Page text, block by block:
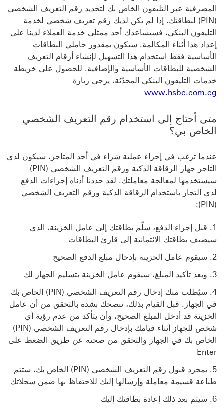
المصرفية عبر التليفون الخاص بك لتحديد رقم التعريف الشخصي
(PIN) لبطاقتك. إذا لم يكن لديك رقم تعريف شخصي لخدمة
التليفون البنكي، فسيساعدك أحد ممثلي خدمة العملاء لدينا على
إعداد هذا أثناء المكالمة. سيكون بمقدور حاملي البطاقات
الأساسية فقط استخدام هذا التسهيل لإنشاء أرقام التعريف
الشخصية للبطاقات الأساسية والإضافية. للحصول على خريطة
خدمات التليفون البنكي المحدّثة، يرجى زيارة
www.hsbc.com.eg
http://www.hsbc.com.eg/
متى أحتاج إلى استخدام رقم التعريف الشخصي
الخاص بي؟
عندما ترغب في إجراء عملية شراء في أحد المتاجر، سيكون لدى
التاجر جهاز الرقاقة الذكية ورقم التعريف الشخصي (PIN)
سيستخدمها لمعالجة معاملتك. لقد حددنا أدناه إجراءات الدفع
لدى التجار باستخدام الرقاقة الذكية ورقم التعريف الشخصي
(PIN):
قبل إجراء الدفع، سلّم بطاقتك إلى عامل الخزينة، الذي
سيضيف بطاقتك الائتمانية إلى قارئ البطاقات
سيقوم عامل الخزينة بإدخال مبلغ الدفع الصحيح
وبعد تأكيد المبلغ، سيقوم عامل الخزينة بتسليم الجهاز لك
سيُطلب منك إدخال رقم التعريف الشخصي (PIN) الخاص بك
في الجهاز. قبل القيام بذلك، ننصحك بشدة بالتحقق من أن عامل
الخزينة قد أدخل المبلغ الصحيح، وأن يتأكد من عدم رؤية أي
شخص للجهاز أثناء قيامك بإدخال رقم التعريف الشخصي (PIN)
الخاص بك في الجهاز والتحقق من صحته عن طريق الضغط على
Enter
بمجرد قبول رقم التعريف الشخصي (PIN) الخاص بك، ستتم
طباعة قسيمة معاملة وإرسالها إليك للاحتفاظ بها ضمن سجلاتك
سيتم بعد ذلك إعادة بطاقتك إليك